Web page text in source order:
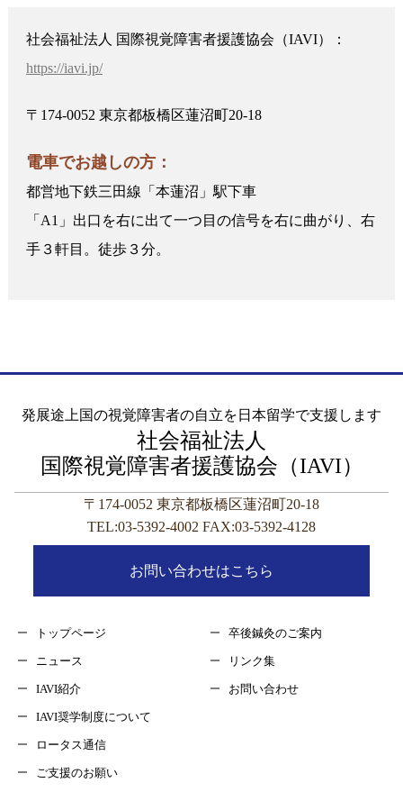
社会福祉法人 国際視覚障害者援護協会（IAVI）：
https://iavi.jp/
〒174-0052 東京都板橋区蓮沼町20-18
電車でお越しの方：
都営地下鉄三田線「本蓮沼」駅下車
「A1」出口を右に出て一つ目の信号を右に曲がり、右
手３軒目。徒歩３分。
発展途上国の視覚障害者の自立を日本留学で支援します
社会福祉法人
国際視覚障害者援護協会（IAVI）
〒174-0052 東京都板橋区蓮沼町20-18
TEL:03-5392-4002 FAX:03-5392-4128
お問い合わせはこちら
トップページ
ニュース
IAVI紹介
IAVI奨学制度について
ロータス通信
ご支援のお願い
卒後鍼灸のご案内
リンク集
お問い合わせ